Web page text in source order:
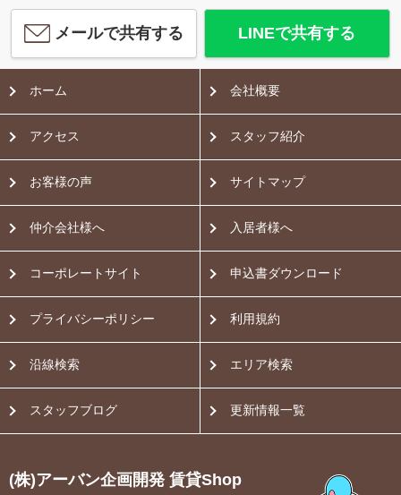
メールで共有する LINEで共有する
ホーム 会社概要
アクセス スタッフ紹介
お客様の声 サイトマップ
仲介会社様へ 入居者様へ
コーポレートサイト 申込書ダウンロード
プライバシーポリシー 利用規約
沿線検索 エリア検索
スタッフブログ 更新情報一覧
(株)アーバン企画開発 賃貸Shop